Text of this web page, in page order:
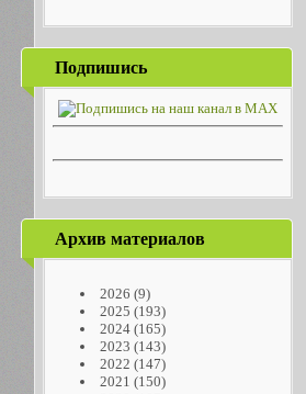
Подпишись
Архив материалов
2026 (9)
2025 (193)
2024(165)
2023 (143)
2022 (147)
2021 (150)